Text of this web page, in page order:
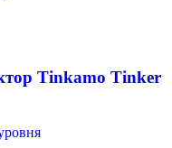
Tinkamo Tinker